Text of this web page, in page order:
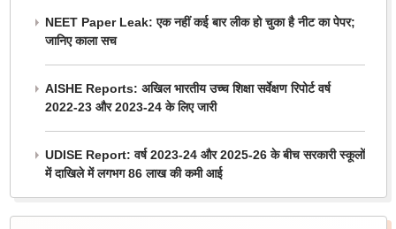
NEET Paper Leak: एक नहीं कई बार लीक हो चुका है नीट का पेपर;
जानिए काला सच
AISHE Reports: अखिल भारतीय उच्च शिक्षा सर्वेक्षण रिपोर्ट वर्ष
2022-23 और 2023-24 के लिए जारी
UDISE Report: वर्ष 2023-24 और 2025-26 के बीच सरकारी स्कूलों
में दाखिले में लगभग 86 लाख की कमी आई